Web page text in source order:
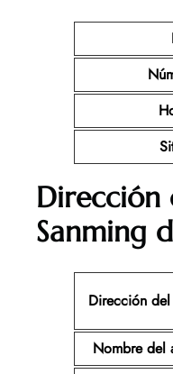
Dirección
Sanming
Dirección
Nombre del